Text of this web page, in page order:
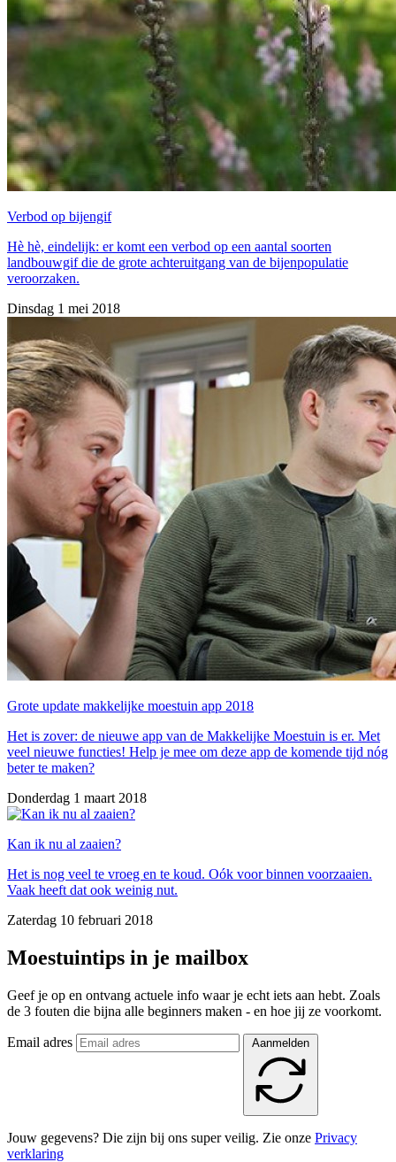
Verbod op bijengif
Hè hè, eindelijk: er komt een verbod op een aantal soorten
landbouwgif die de grote achteruitgang van de bijenpopulatie
veroorzaken.
Dinsdag 1 mei 2018
Grote update makkelijke moestuin app 2018
Het is zover: de nieuwe app van de Makkelijke Moestuin is er. Met
veel nieuwe functies! Help je mee om deze app de komende tijd nóg
beter te maken?
Donderdag 1 maart 2018
Kan ik nu al zaaien?
Het is nog veel te vroeg en te koud. Oók voor binnen voorzaaien.
Vaak heeft dat ook weinig nut.
Zaterdag 10 februari 2018
Moestuintips in je mailbox
Geef je op en ontvang actuele info waar je echt iets aan hebt. Zoals
de 3 fouten die bijna alle beginners maken - en hoe jij ze voorkomt.
Email adres Aanmelden
Jouw gegevens? Die zijn bij ons super veilig. Zie onze Privacy
verklaring